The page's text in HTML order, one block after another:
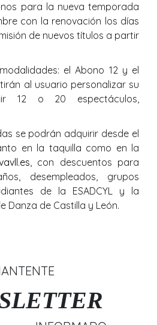
para la nueva temporada
con la renovación los días
de nuevos títulos a partir
el Abono 12 y el
al usuario personalizar su
12 o 20 espectáculos,
se podrán adquirir desde el
en la taquilla como en la
, con descuentos para
desempleados, grupos
de la ESADCYL y la
Danza de Castilla y León.